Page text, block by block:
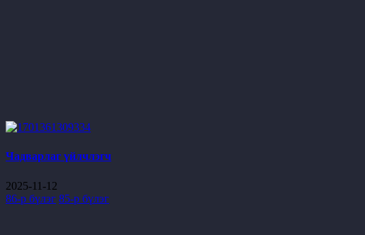
Чадварлаг үйлчлэгч
2025-11-12
86-р бүлэг 85-р бүлэг